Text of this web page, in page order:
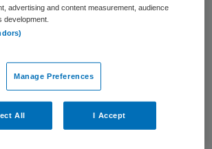
bezorgdheid. De
merkte de
en Milieu (RIVM) is
advertising and content measurement, audience
Manage Preferences
All I Accept